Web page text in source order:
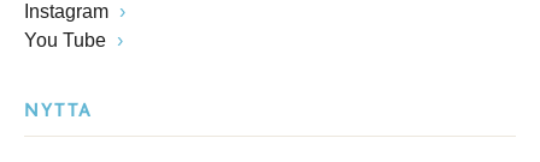
Instagram
You Tube
NYTTA